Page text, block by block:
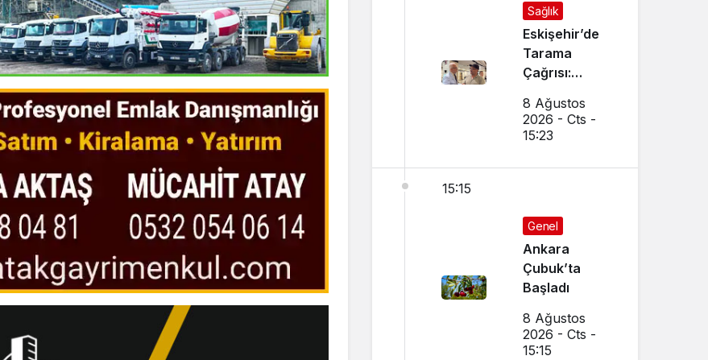
Sağlık
Eskişehir’de
Tarama
Çağrısı:
Görüştü
8 Ağustos
2026 - Cts -
15:23
15:15
Genel
Ankara
Çubuk’ta
Başladı
8 Ağustos
2026 - Cts -
15:15